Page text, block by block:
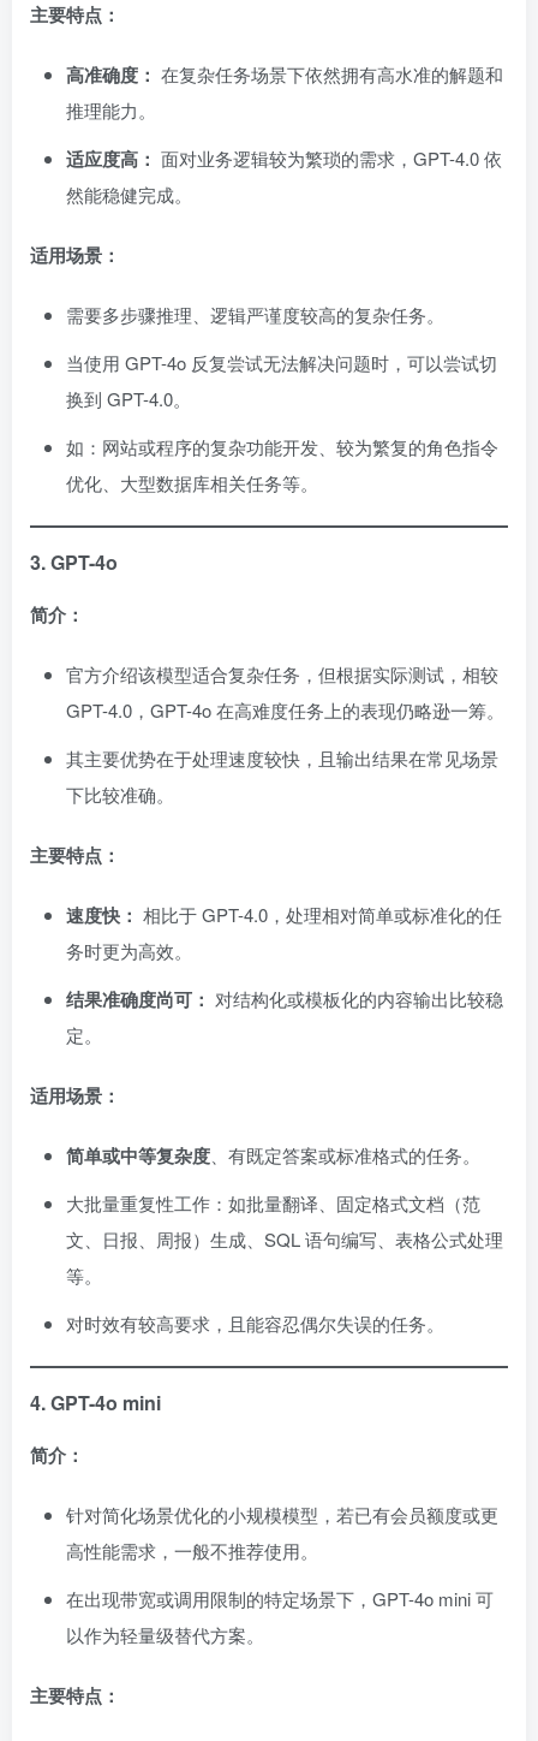
主要特点：
高准确度： 在复杂任务场景下依然拥有高水准的解题和
推理能力。
适应度高： 面对业务逻辑较为繁琐的需求，GPT-4.0 依
然能稳健完成。
适用场景：
需要多步骤推理、逻辑严谨度较高的复杂任务。
当使用 GPT-4o 反复尝试无法解决问题时，可以尝试切
换到 GPT-4.0。
如：网站或程序的复杂功能开发、较为繁复的角色指令
优化、大型数据库相关任务等。
3. GPT-4o
简介：
官方介绍该模型适合复杂任务，但根据实际测试，相较
GPT-4.0，GPT-4o 在高难度任务上的表现仍略逊一筹。
其主要优势在于处理速度较快，且输出结果在常见场景
下比较准确。
主要特点：
速度快： 相比于 GPT-4.0，处理相对简单或标准化的任
务时更为高效。
结果准确度尚可： 对结构化或模板化的内容输出比较稳
定。
适用场景：
简单或中等复杂度、有既定答案或标准格式的任务。
大批量重复性工作：如批量翻译、固定格式文档（范
文、日报、周报）生成、SQL 语句编写、表格公式处理
等。
对时效有较高要求，且能容忍偶尔失误的任务。
4. GPT-4o mini
简介：
针对简化场景优化的小规模模型，若已有会员额度或更
高性能需求，一般不推荐使用。
在出现带宽或调用限制的特定场景下，GPT-4o mini 可
以作为轻量级替代方案。
主要特点：